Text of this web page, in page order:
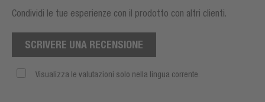
Condividi le tue esperienze con il prodotto con altri clienti.
SCRIVERE UNA RECENSIONE
Visualizza le valutazioni solo nella lingua corrente.